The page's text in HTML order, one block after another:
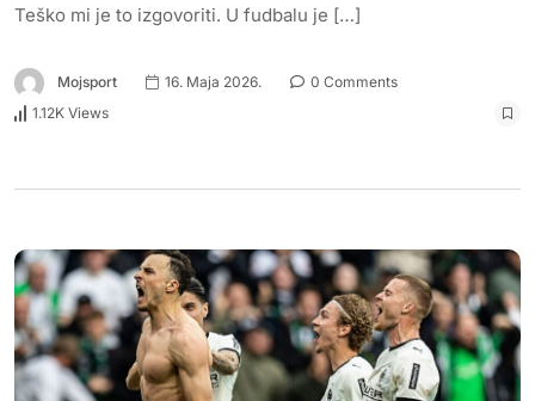
Teško mi je to izgovoriti. U fudbalu je […]
Mojsport 16. Maja 2026.
0 Comments
1.12K Views